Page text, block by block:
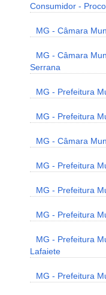
Consumidor -
MG - Câmara
MG - Câmara
Serrana
MG - Prefeitura
MG - Prefeitura
MG - Câmara
MG - Prefeitura
MG - Prefeitura
MG - Prefeitura
MG - Prefeitura
Lafaiete
MG - Prefeitura